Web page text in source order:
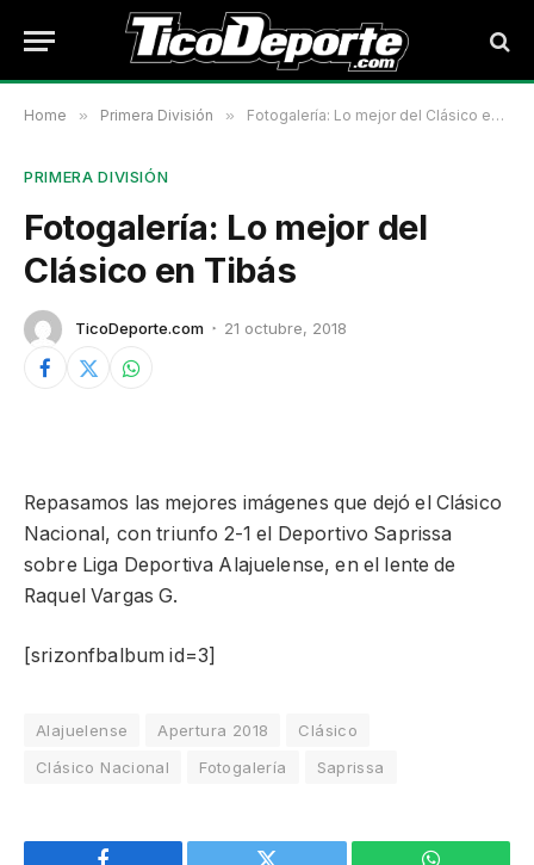
Home » Primera División » Fotogalería: Lo mejor del Clásico en Tibás
PRIMERA DIVISIÓN
Fotogalería: Lo mejor del
Clásico en Tibás
TicoDeporte.com 21 octubre, 2018
Repasamos las mejores imágenes que dejó el Clásico
Nacional, con triunfo 2-1 el Deportivo Saprissa
sobre Liga Deportiva Alajuelense, en el lente de
Raquel Vargas G.
[srizonfbalbum id=3]
Alajuelense Apertura 2018
Clásico
Clásico Nacional
Fotogalería Saprissa